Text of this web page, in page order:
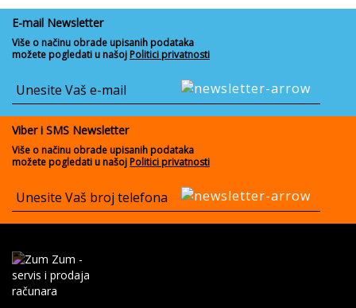
E-mail Newsletter
Više o načinu obrade upisanih podataka
možete pogledati u našoj Politici privatnosti
Viber i SMS Newsletter
Više o načinu obrade upisanih podataka
možete pogledati u našojPolitici privatnosti